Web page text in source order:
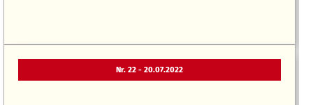
Nr. 22 - 20.07.2022